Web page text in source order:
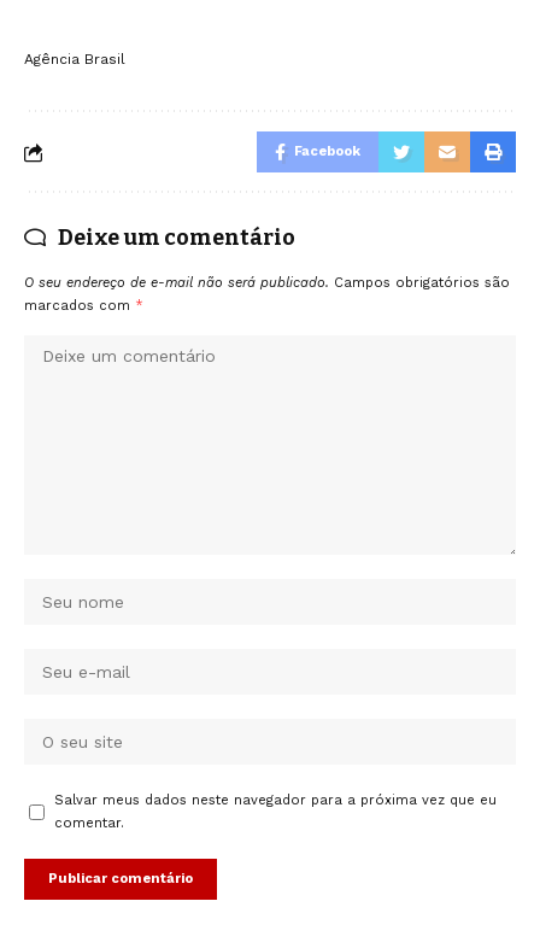
Agência Brasil
Facebook
Deixe um comentário
O seu endereço de e-mail não será publicado. Campos obrigatórios são
marcados com *
Salvar meus dados neste navegador para a próxima vez que eu
comentar.